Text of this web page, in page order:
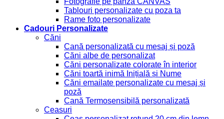
Tablouri personalizate cu poza ta
Rame foto personalizate
Cadouri Personalizate
Căni
Cană personalizată cu mesaj și poză
Căni albe de personalizat
Căni personalizate colorate în interior
Căni toartă inimă Inițială și Nume
Căni emailate personalizate cu mesaj și
poză
Cană Termosensibilă personalizată
Ceasuri